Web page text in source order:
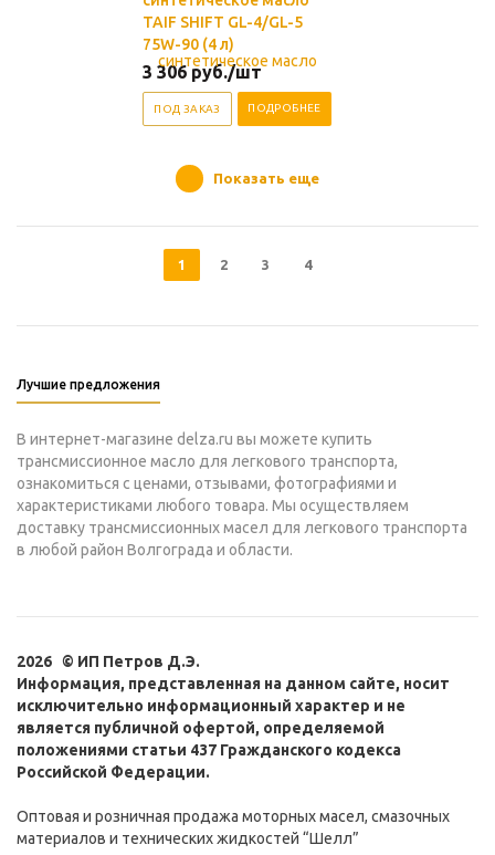
TAIF SHIFT GL-4/GL-5
75W-90 (4 л)
3 306руб./шт
ПОД ЗАКАЗ ПОДРОБНЕЕ
Показать еще
1 2 3 4
Лучшие предложения
В интернет-магазине delza.ru вы можете купить
трансмиссионное масло для легкового транспорта,
ознакомиться с ценами, отзывами, фотографиями и
характеристиками любого товара. Мы осуществляем
доставку трансмиссионных масел для легкового транспорта
в любой район Волгограда и области.
2026 © ИП Петров Д.Э.
Информация, представленная на данном сайте, носит
исключительно информационный характер и не
является публичной офертой, определяемой
положениями статьи 437 Гражданского кодекса
Российской Федерации.
Оптовая и розничная продажа моторных масел, смазочных
материалов и технических жидкостей “Шелл”